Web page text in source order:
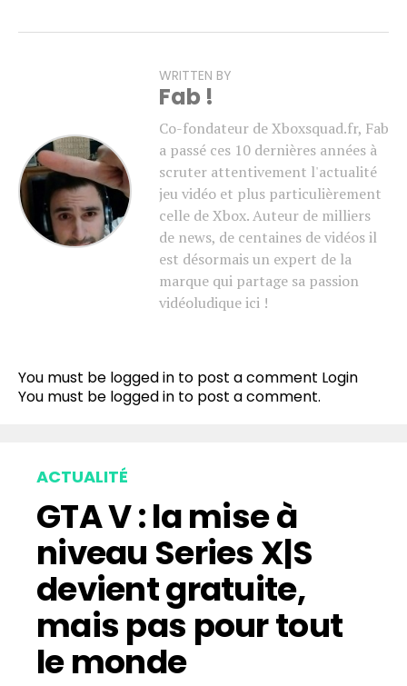
WRITTEN BY
Fab !
Co-fondateur de Xboxsquad.fr, Fab
a passé ces 10 dernières années à
scruter attentivement l'actualité
jeu vidéo et plus particulièrement
celle de Xbox. Auteur de milliers
de news, de centaines de vidéos il
est désormais un expert de la
marque qui partage sa passion
vidéoludique ici !
You must be logged in to post a comment Login
You must be logged in to post a comment.
ACTUALITÉ
GTA V : la mise à
niveau Series X|S
devient gratuite,
mais pas pour tout
le monde